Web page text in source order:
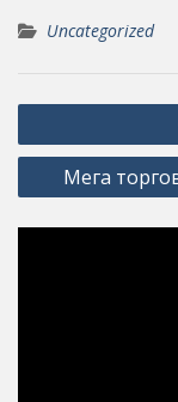
Uncategorized
Post
navigation
Мега